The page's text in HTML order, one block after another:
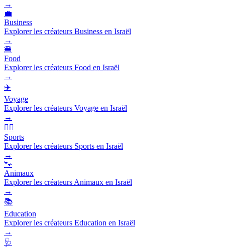
→
💼
Business
Explorer les créateurs Business en Israël
→
🍔
Food
Explorer les créateurs Food en Israël
→
✈️
Voyage
Explorer les créateurs Voyage en Israël
→
🏃‍♂️
Sports
Explorer les créateurs Sports en Israël
→
🐾
Animaux
Explorer les créateurs Animaux en Israël
→
📚
Education
Explorer les créateurs Education en Israël
→
🩺